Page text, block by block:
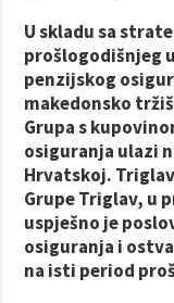
U skladu sa
prošlogodišnjeg
penzijskog
makedonsko
Grupa s
osiguranja ulazi
Hrvatskoj.
Grupe Triglav, u
uspješno je
osiguranja i
na isti period